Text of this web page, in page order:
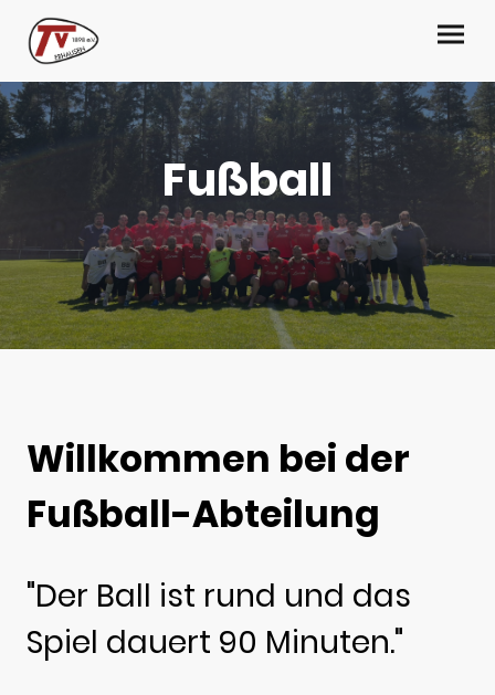
Fußball
Willkommen bei der
Fußball-Abteilung
"Der Ball ist rund und das
Spiel dauert 90 Minuten."